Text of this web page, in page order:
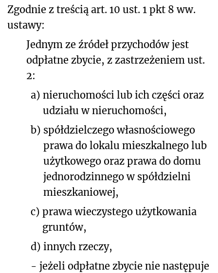
Zgodnie z treścią art. 10 ust. 1 pkt 8 ww.
ustawy:
Jednym ze źródeł przychodów jest
odpłatne zbycie, z zastrzeżeniem ust.
2:
a) nieruchomości lub ich części oraz
udziału w nieruchomości,
b) spółdzielczego własnościowego
prawa do lokalu mieszkalnego lub
użytkowego oraz prawa do domu
jednorodzinnego w spółdzielni
mieszkaniowej,
c) prawa wieczystego użytkowania
gruntów,
d) innych rzeczy,
- jeżeli odpłatne zbycie nie następuje